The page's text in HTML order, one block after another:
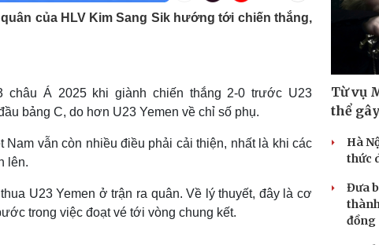
đấu bóng đá
Xe máy
Thông tin doanh
Doanh nghiệp 24h
- Điện ảnh
Giải trí
Thời trang
Sao Việt
Du lịch
Săn Tour
của HLV Kim Sang Sik hướng tới chiến thắng,
Á 2025 khi giành chiến thắng 2-0 trước U23
bảng C, do hơn U23 Yemen về chỉ số phụ.
vẫn còn nhiều điều phải cải thiện, nhất là khi các
lên.
U23 Yemen ở trận ra quân. Về lý thuyết, đây là cơ
trong việc đoạt vé tới vòng chung kết.
Từ vụ
thể
Hà
thức
Đưa
đồng